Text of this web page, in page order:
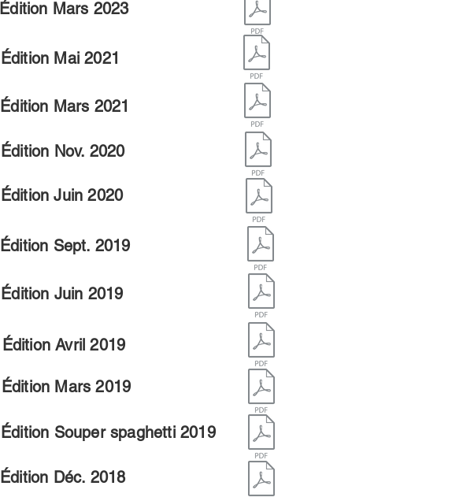
Édition Mars 2023
Édition Mai 2021
Édition Mars 2021
Édition Nov. 2020
Édition Juin 2020
Édition Sept. 2019
Édition Juin 2019
Édition Avril 2019
Édition Mars 2019
Édition Souper spaghetti 2019
Édition Déc. 2018